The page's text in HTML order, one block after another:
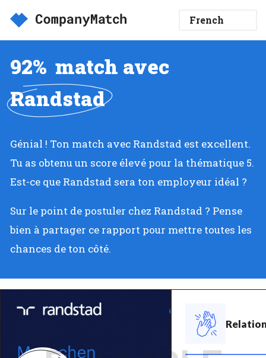
92% match avec
Randstad
Génial ! Ton match avec Randstad est excellent.
Tu as obtenu un score élevé pour la thématique 5.
Est-ce que Randstad sera ton employeur idéal ?
Sur le point de postuler chez Randstad ? Pense
bien à partager ce rapport pour mettre toutes les
chances de ton côté.